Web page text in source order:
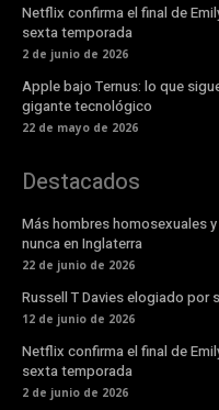
Netflix confirma el final de
sexta temporada
2 de junio de 2026
Apple bajo Ternus: lo que
gigante tecnológico
22 de mayo de 2026
Destacados
Más hombres homosexuales
nunca en Inglaterra
22 de junio de 2026
Russell T Davies elogiado por
12 de junio de 2026
Netflix confirma el final de
sexta temporada
2 de junio de 2026